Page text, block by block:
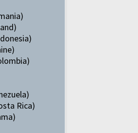
Rica)